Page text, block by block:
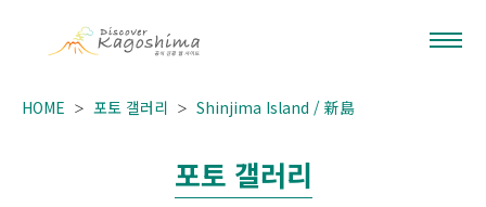
HOME 포토 갤러리 Shinjima Island / 新島
포토 갤러리